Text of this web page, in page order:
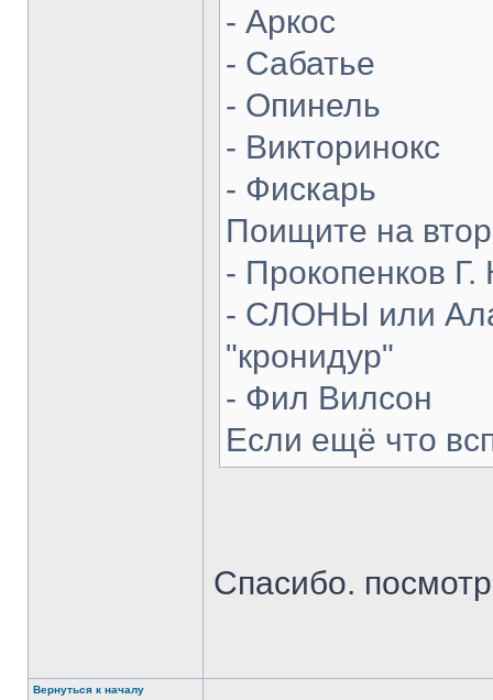
- Аркос
- Сабатье
- Опинель
- Викторинокс
- Фискарь
Поищите на
- Прокопенков Г.
- СЛОНЫ или
"кронидур"
- Фил Вилсон
Если ещё что
Спасибо.
Вернуться к началу